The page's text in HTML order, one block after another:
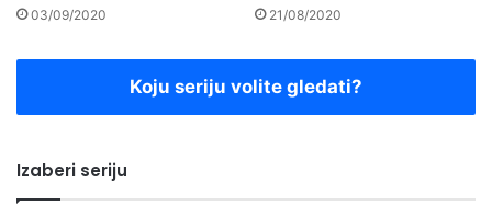
03/09/2020 21/08/2020
Koju seriju volite gledati?
Izaberi seriju